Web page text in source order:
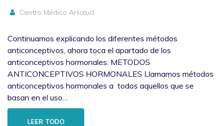
Centro Médico Arsalud
Continuamos explicando los diferentes métodos
anticonceptivos, ahora toca el apartado de los
anticonceptivos hormonales. METODOS
ANTICONCEPTIVOS HORMONALES Llamamos métodos
anticonceptivos hormonales a todos aquellos que se
basan en el uso…
LEER TODO